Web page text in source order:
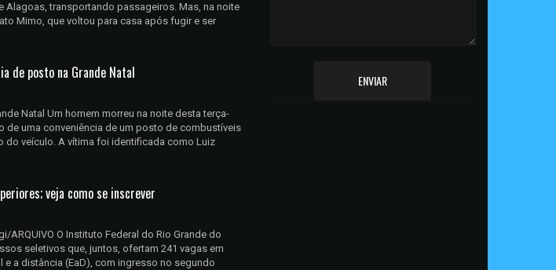
Alagoas, transportando passageiros. Mas, na noite
Mimo, que voltou para casa após fugir e ser
de posto na Grande Natal
Natal Um homem morreu na noite desta terça-
de uma conveniência de um posto de combustíveis
do veículo. A vítima foi identificada como Luiz
veja como se inscrever
ARQUIVO O Instituto Federal do Rio Grande do
seletivos que, juntos, ofertam 241 vagas em
a distância (EaD), com ingresso no segundo
ENVIAR